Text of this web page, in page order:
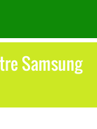
Samsung